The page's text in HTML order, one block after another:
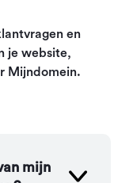
en
je website,
Mijndomein.
mijn